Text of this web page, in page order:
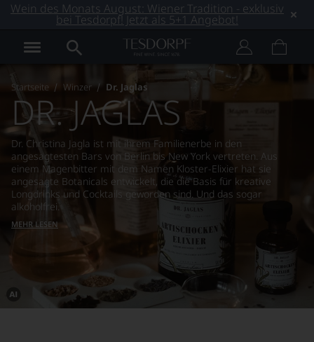
Wein des Monats August: Wiener Tradition - exklusiv
bei Tesdorpf! Jetzt als 5+1 Angebot!
Startseite Winzer Dr. Jaglas
Dieses
DR. JAGLAS
Dr. Christina Jagla ist mit ihrem Familienerbe in den
angesagtesten Bars von Berlin bis New York vertreten. Aus
einem Magenbitter mit dem Namen Kloster-Elixier hat sie
angesagte Botanicals entwickelt, die die Basis für kreative
Longdrinks und Cocktails geworden sind. Und das sogar
alkoholfrei.
MEHR LESEN